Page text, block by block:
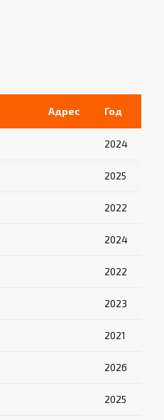
Адрес Год
2024
2025
2022
2024
2022
2023
2021
2026
2025